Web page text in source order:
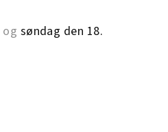
og søndag den 18.